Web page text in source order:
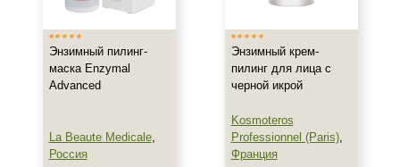
Энзимный пилинг-
маска Enzymal
Advanced
La Beaute Medicale,
Россия
Энзимный крем-
пилинг для лица с
черной икрой
Kosmoteros
Professionnel (Paris),
Франция